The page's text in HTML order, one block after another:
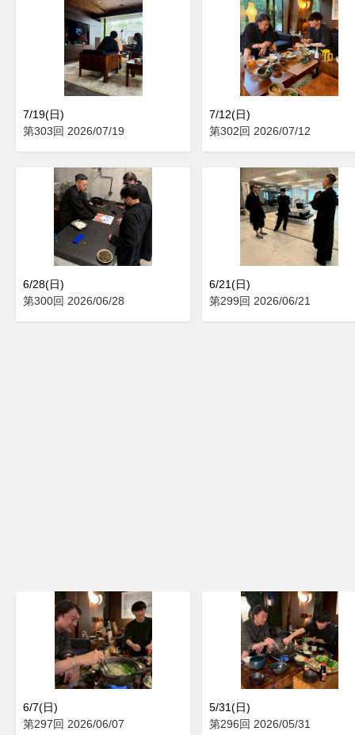
7/19(日)
第303回 2026/07/19
7/12(日)
第302回 2026/07/12
6/28(日)
第300回 2026/06/28
6/21(日)
第299回 2026/06/21
6/7(日)
第297回 2026/06/07
5/31(日)
第296回 2026/05/31